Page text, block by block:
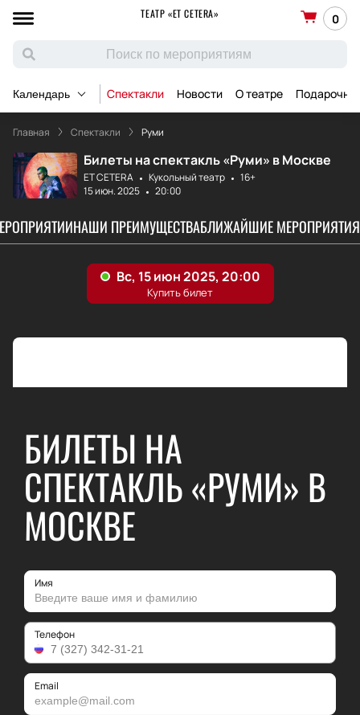
ТЕАТР «ET CETERA» 0
Календарь Спектакли Новости О театре
Главная Спектакли Руми
Билеты на спектакль «Руми» в Москве
ET CETERA Кукольный театр
16+
15 июн. 2025
20:00
НАШИ ПРЕИМУЩЕСТВАБЛИЖАЙШИЕ МЕРОПРИЯТИЯ
БИЛЕТЫ НА
СПЕКТАКЛЬ «РУМИ» В
МОСКВЕ
Имя
Телефон
Email